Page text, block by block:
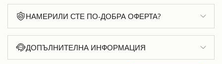
НАМЕРИЛИ СТЕ ПО-ДОБРА ОФЕРТА?
ДОПЪЛНИТЕЛНА ИНФОРМАЦИЯ